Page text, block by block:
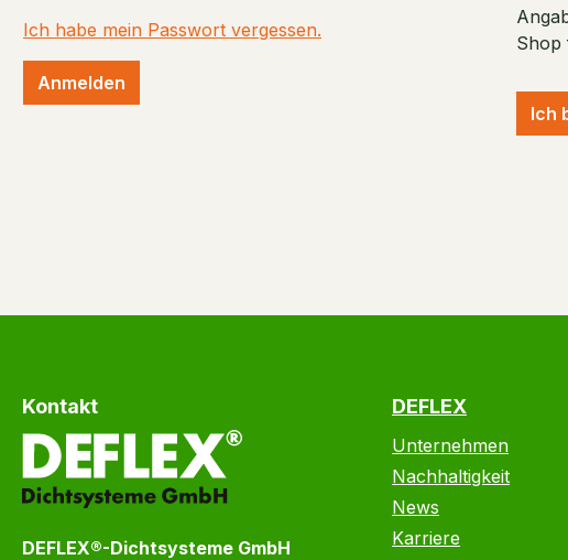
Ich habe mein Passwort vergessen.
Anmelden
Shop
Ich
Kontakt
DEFLEX®-Dichtsysteme GmbH
DEFLEX
Unternehmen
Nachhaltigkeit
News
Karriere